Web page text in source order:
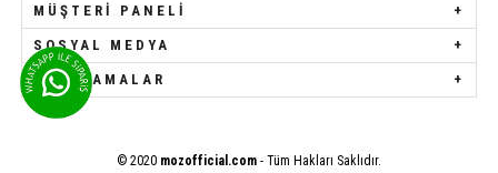
MÜŞTERI PANELI
SOSYAL MEDYA
UYGULAMALAR
© 2020 mozofficial.com - Tüm Hakları Saklıdır.